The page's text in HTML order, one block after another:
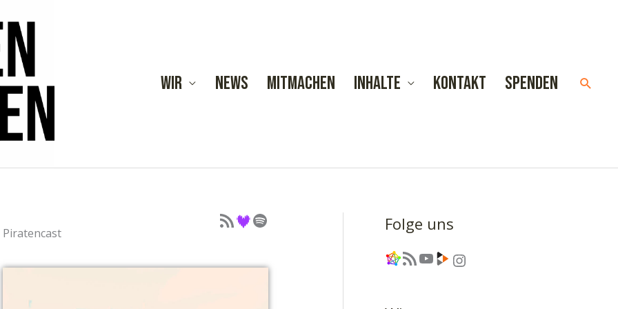
Wir News Mitmachen Inhalte Kontakt Spenden
Piratencast
Podcast als Feed Podcast auf Deezer Podcast auf Spotify Folge uns
Link RSS-Feed YouTube Link Instagram